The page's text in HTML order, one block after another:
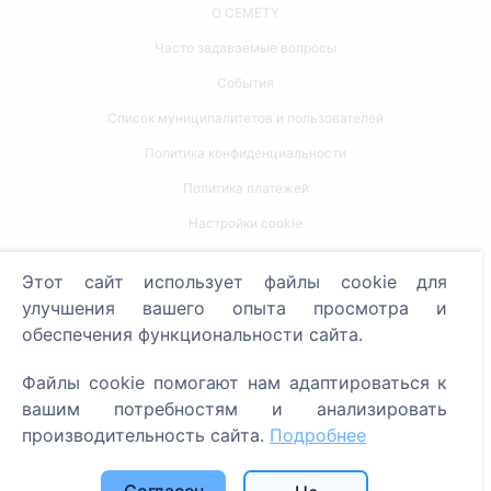
О CEMETY
Часто задаваемые вопросы
События
Список муниципалитетов и пользователей
Политика конфиденциальности
Политика платежей
Настройки cookie
Поиск усопших
Этот сайт использует файлы cookie для
улучшения вашего опыта просмотра и
обеспечения функциональности сайта.
Файлы cookie помогают нам адаптироваться к
вашим потребностям и анализировать
производительность сайта. Подробнее